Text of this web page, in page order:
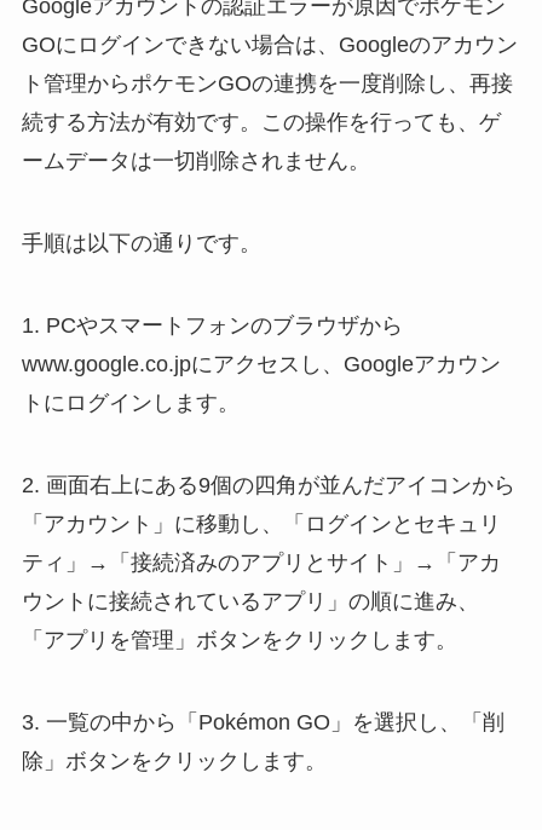
Googleアカウントの認証エラーが原因でポケモン
GOにログインできない場合は、Googleのアカウン
ト管理からポケモンGOの連携を一度削除し、再接
続する方法が有効です。この操作を行っても、ゲ
ームデータは一切削除されません。
手順は以下の通りです。
1. PCやスマートフォンのブラウザから
www.google.co.jpにアクセスし、Googleアカウン
トにログインします。
2. 画面右上にある9個の四角が並んだアイコンから
「アカウント」に移動し、「ログインとセキュリ
ティ」→「接続済みのアプリとサイト」→「アカ
ウントに接続されているアプリ」の順に進み、
「アプリを管理」ボタンをクリックします。
3. 一覧の中から「Pokémon GO」を選択し、「削
除」ボタンをクリックします。